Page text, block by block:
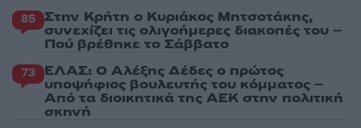
85 Στην Κρήτη ο Κυριάκος Μητσοτάκης,
συνεχίζει τις ολιγοήμερες διακοπές του –
Πού βρέθηκε το Σάββατο
73 ΕΛΑΣ: Ο Αλέξης Δέδες ο πρώτος
υποψήφιος βουλευτής του κόμματος –
Από τα διοικητικά της ΑΕΚ στην πολιτική
σκηνή